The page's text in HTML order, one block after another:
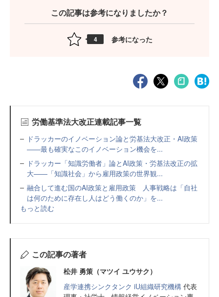
この記事は参考になりましたか？
4 参考になった
労働基準法大改正連載記事一覧
ドラッカーのイノベーション論と労基法大改正・AI政策
——最も確実なこのイノベーション機会を...
ドラッカー「知識労働者」論とAI政策・労基法改正の拡
大——「知識社会」から雇用政策の世界観...
融合して進む国のAI政策と雇用政策 人事戦略は「自社
は何のために存在し人はどう働くのか」を...
もっと読む
この記事の著者
松井 勇策（マツイ ユウサク）
産学連携シンクタンク iU組織研究機構 代表